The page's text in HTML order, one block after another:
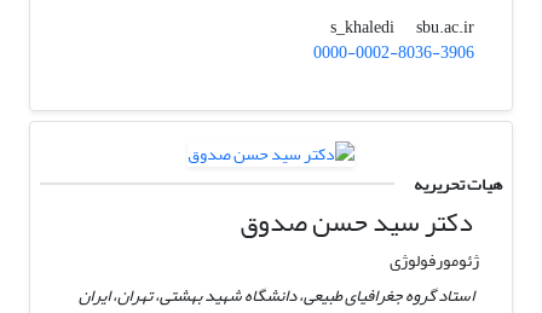
s_khaledi
sbu.ac.ir
0000-0002-8036-3906
هیات تحریریه
دکتر سید حسن صدوق
ژئومورفولوژی
استاد گروه جغرافیای طبیعی، دانشگاه شهید بهشتی، تهران، ایران